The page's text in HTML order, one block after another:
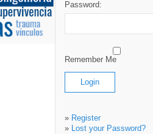
Password:
Remember Me
» Register
» Lost your Password?